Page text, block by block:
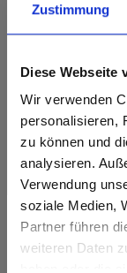
Zustimmung
Diese Webseite
Wir verwenden
personalisieren,
zu können und
analysieren.
Verwendung
soziale Medien,
Partner führen
weiteren Daten
Are you